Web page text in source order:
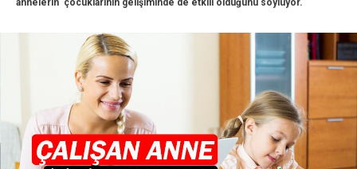
annelerin çocuklarının gelişiminde de etkili olduğunu söylüyor.